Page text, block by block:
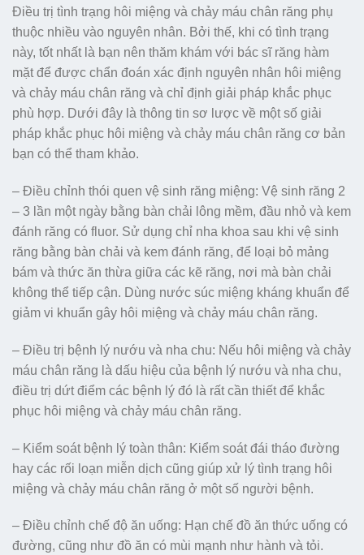
Điều trị tình trạng hôi miệng và chảy máu chân răng phụ
thuộc nhiều vào nguyên nhân. Bởi thế, khi có tình trạng
này, tốt nhất là bạn nên thăm khám với bác sĩ răng hàm
mặt để được chẩn đoán xác định nguyên nhân hôi miệng
và chảy máu chân răng và chỉ định giải pháp khắc phục
phù hợp. Dưới đây là thông tin sơ lược về một số giải
pháp khắc phục hôi miệng và chảy máu chân răng cơ bản
bạn có thể tham khảo.
– Điều chỉnh thói quen vệ sinh răng miệng: Vệ sinh răng 2
– 3 lần một ngày bằng bàn chải lông mềm, đầu nhỏ và kem
đánh răng có fluor. Sử dụng chỉ nha khoa sau khi vệ sinh
răng bằng bàn chải và kem đánh răng, để loại bỏ mảng
bám và thức ăn thừa giữa các kẽ răng, nơi mà bàn chải
không thể tiếp cận. Dùng nước súc miệng kháng khuẩn để
giảm vi khuẩn gây hôi miệng và chảy máu chân răng.
– Điều trị bệnh lý nướu và nha chu: Nếu hôi miệng và chảy
máu chân răng là dấu hiệu của bệnh lý nướu và nha chu,
điều trị dứt điểm các bệnh lý đó là rất cần thiết để khắc
phục hôi miệng và chảy máu chân răng.
– Kiểm soát bệnh lý toàn thân: Kiểm soát đái tháo đường
hay các rối loạn miễn dịch cũng giúp xử lý tình trạng hôi
miệng và chảy máu chân răng ở một số người bệnh.
– Điều chỉnh chế độ ăn uống: Hạn chế đồ ăn thức uống có
đường, cũng như đồ ăn có mùi mạnh như hành và tỏi.